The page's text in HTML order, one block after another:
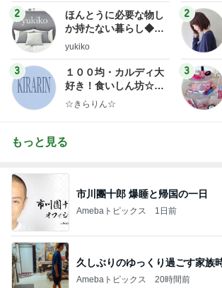
2
ほんとうに必要な物し
か持たない暮らし◆Ke
ep Life Simple◆〜イ
yukiko
3
１００均・カルディ大
好き！食いしん坊☆き
らりん☆のブログ
☆きらりん☆
2
3
もっと見る
市川團十郎 爆睡と帰国の一日
Amebaトピックス 1日前
久しぶりのゆっくり過ごす家族
Amebaトピックス 20時間前